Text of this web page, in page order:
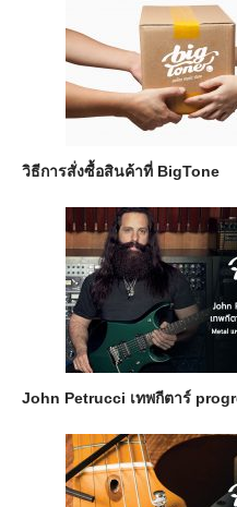
วิธีการสั่งซื้อสินค้าที่ BigTone
John Petrucci เทพกีตาร์